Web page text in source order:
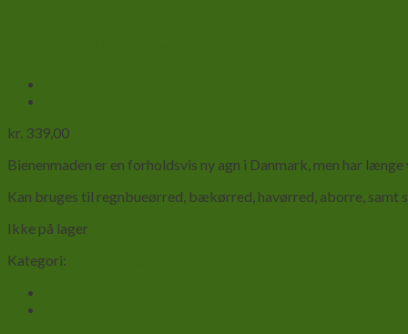
kr. 339,00
Bienenmaden er en forholdsvis ny agn i Danmark, men har
Kan bruges til regnbueørred, bækørred, havørred, aborre, samt
Ikke på lager
Kategori: